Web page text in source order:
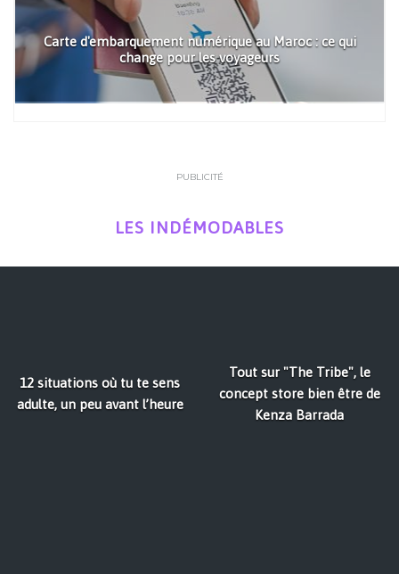
Carte d'embarquement numérique au Maroc : ce qui
change pour les voyageurs
PUBLICITÉ
LES INDÉMODABLES
12 situations où tu te sens
adulte, un peu avant l’heure
Tout sur "The Tribe", le
concept store bien être de
Kenza Barrada